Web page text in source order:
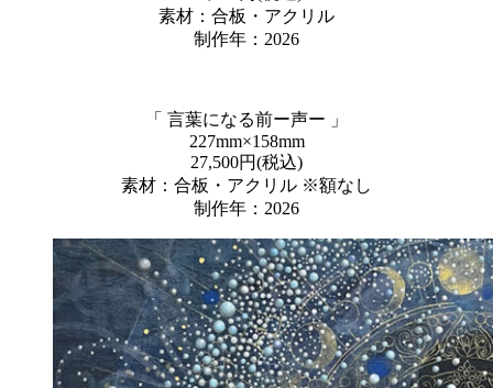
素材：合板・アクリル
制作年：2026
「 言葉になる前ー声ー 」
227mm×158mm
27,500円(税込)
素材：合板・アクリル ※額なし
制作年：2026